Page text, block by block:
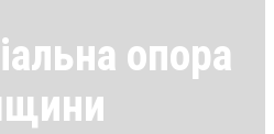
опора